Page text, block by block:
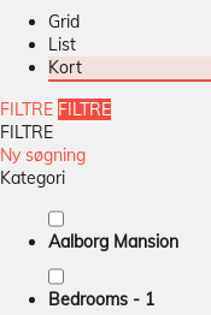
Grid
List
Kort
FILTRE FILTRE
FILTRE
Ny søgning
Kategori
Aalborg Mansion
Bedrooms - 1